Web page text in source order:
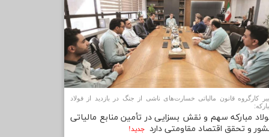
کارگروه قانون مالیاتی خسارت‌های ناشی از جنگ در بازدید از فولاد
مباركه سهم و نقش بسزایی در تأمین منابع مالیاتی
و تحقق اقتصاد مقاومتی دارد جديد!